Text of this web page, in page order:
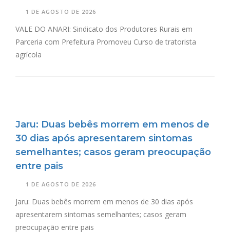
1 DE AGOSTO DE 2026
VALE DO ANARI: Sindicato dos Produtores Rurais em
Parceria com Prefeitura Promoveu Curso de tratorista
agrícola
Jaru: Duas bebês morrem em menos de
30 dias após apresentarem sintomas
semelhantes; casos geram preocupação
entre pais
1 DE AGOSTO DE 2026
Jaru: Duas bebês morrem em menos de 30 dias após
apresentarem sintomas semelhantes; casos geram
preocupação entre pais